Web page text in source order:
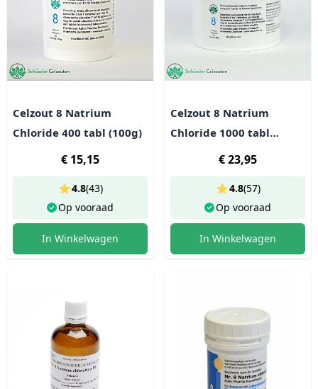
Celzout 8 Natrium
Chloride 400 tabl (100g)
€ 15,15
Op vooraad
4.8(43)
In Winkelwagen
Celzout 8 Natrium
Chloride 1000 tabl
€ 23,95
Op vooraad
4.8(57)
In Winkelwagen